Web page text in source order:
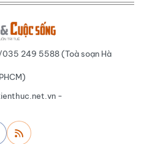
249 5588 (Toà soạn Hà
-